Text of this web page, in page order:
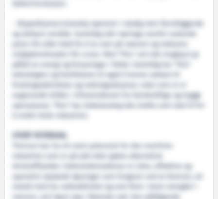
- Ekspedisjonscruiseskip opererer i stadig meir fjerntliggande
og sårbare område. Samtidig står næringa overfor aukande
miljøpåverknaden frå cruise. Med ‘Thor’ vert det mogleg å gi
påfyll av energi og forsyningar i feltet. Samtidig har ‘Thor’
teknologien og fasilitetane til også å kunne nyttast til
forskingsaktivitetar og redningsaksjonar, noko som er ei
avgjerande brikke i infrastrukturen for berekraftige og trygge
operasjonar. ‘Thor’ har, bokstaveleg talt, krafta som skal til for
STORT POTENSIAL
Thorium kan ha eit stort potensial for den maritime
industrien som er på jakt etter grøne alternative
drivstoffkjelder. Saltsmeltereaktorar er sikre, effektive og
operativt utprøvde løysingar som fungerer ved at thorium, eit
metall med lav radioaktivitet og som finst i store mengder i